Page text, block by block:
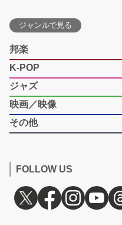
ジャンルで見る
邦楽
K-POP
ジャズ
映画／映像
その他
FOLLOW US